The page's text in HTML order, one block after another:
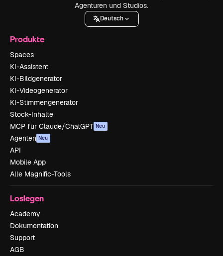
Agenturen und Studios.
Deutsch
Produkte
Spaces
KI-Assistent
KI-Bildgenerator
KI-Videogenerator
KI-Stimmengenerator
Stock-Inhalte
MCP für Claude/ChatGPT Neu
Agenten Neu
API
Mobile App
Alle Magnific-Tools
Loslegen
Academy
Dokumentation
Support
AGB